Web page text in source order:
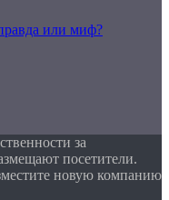
или миф?
за
посетители.
новую компанию